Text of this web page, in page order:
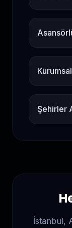
Şehirler
İstanbul,